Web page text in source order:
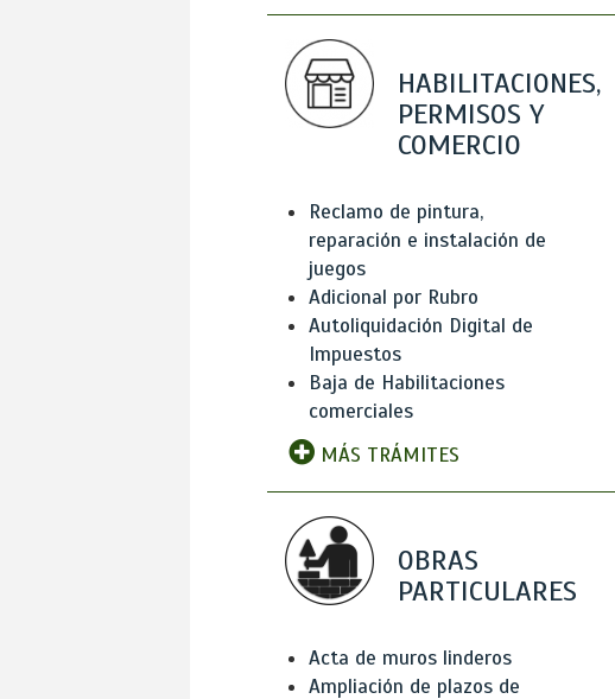
HABILITACIONES,
PERMISOS Y
COMERCIO
Reclamo de pintura,
reparación e instalación de
juegos
Adicional por Rubro
Autoliquidación Digital de
Impuestos
Baja de Habilitaciones
comerciales
MÁS TRÁMITES
OBRAS
PARTICULARES
Acta de muros linderos
Ampliación de plazos de